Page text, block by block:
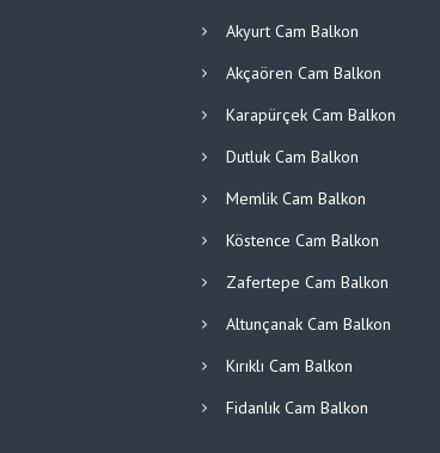
Akyurt Cam Balkon
Akçaören Cam Balkon
Karapürçek Cam Balkon
Dutluk Cam Balkon
Memlik Cam Balkon
Köstence Cam Balkon
Zafertepe Cam Balkon
Altunçanak Cam Balkon
Kırıklı Cam Balkon
Fidanlık Cam Balkon